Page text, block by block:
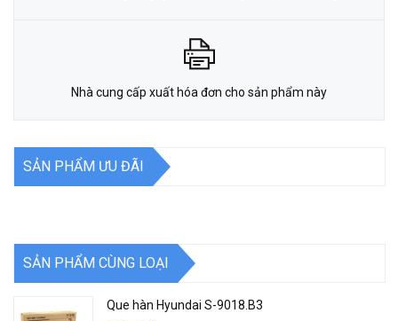
Nhà cung cấp xuất hóa đơn cho sản phẩm này
SẢN PHẨM ƯU ĐÃI
SẢN PHẨM CÙNG LOẠI
Que hàn Hyundai S-9018.B3